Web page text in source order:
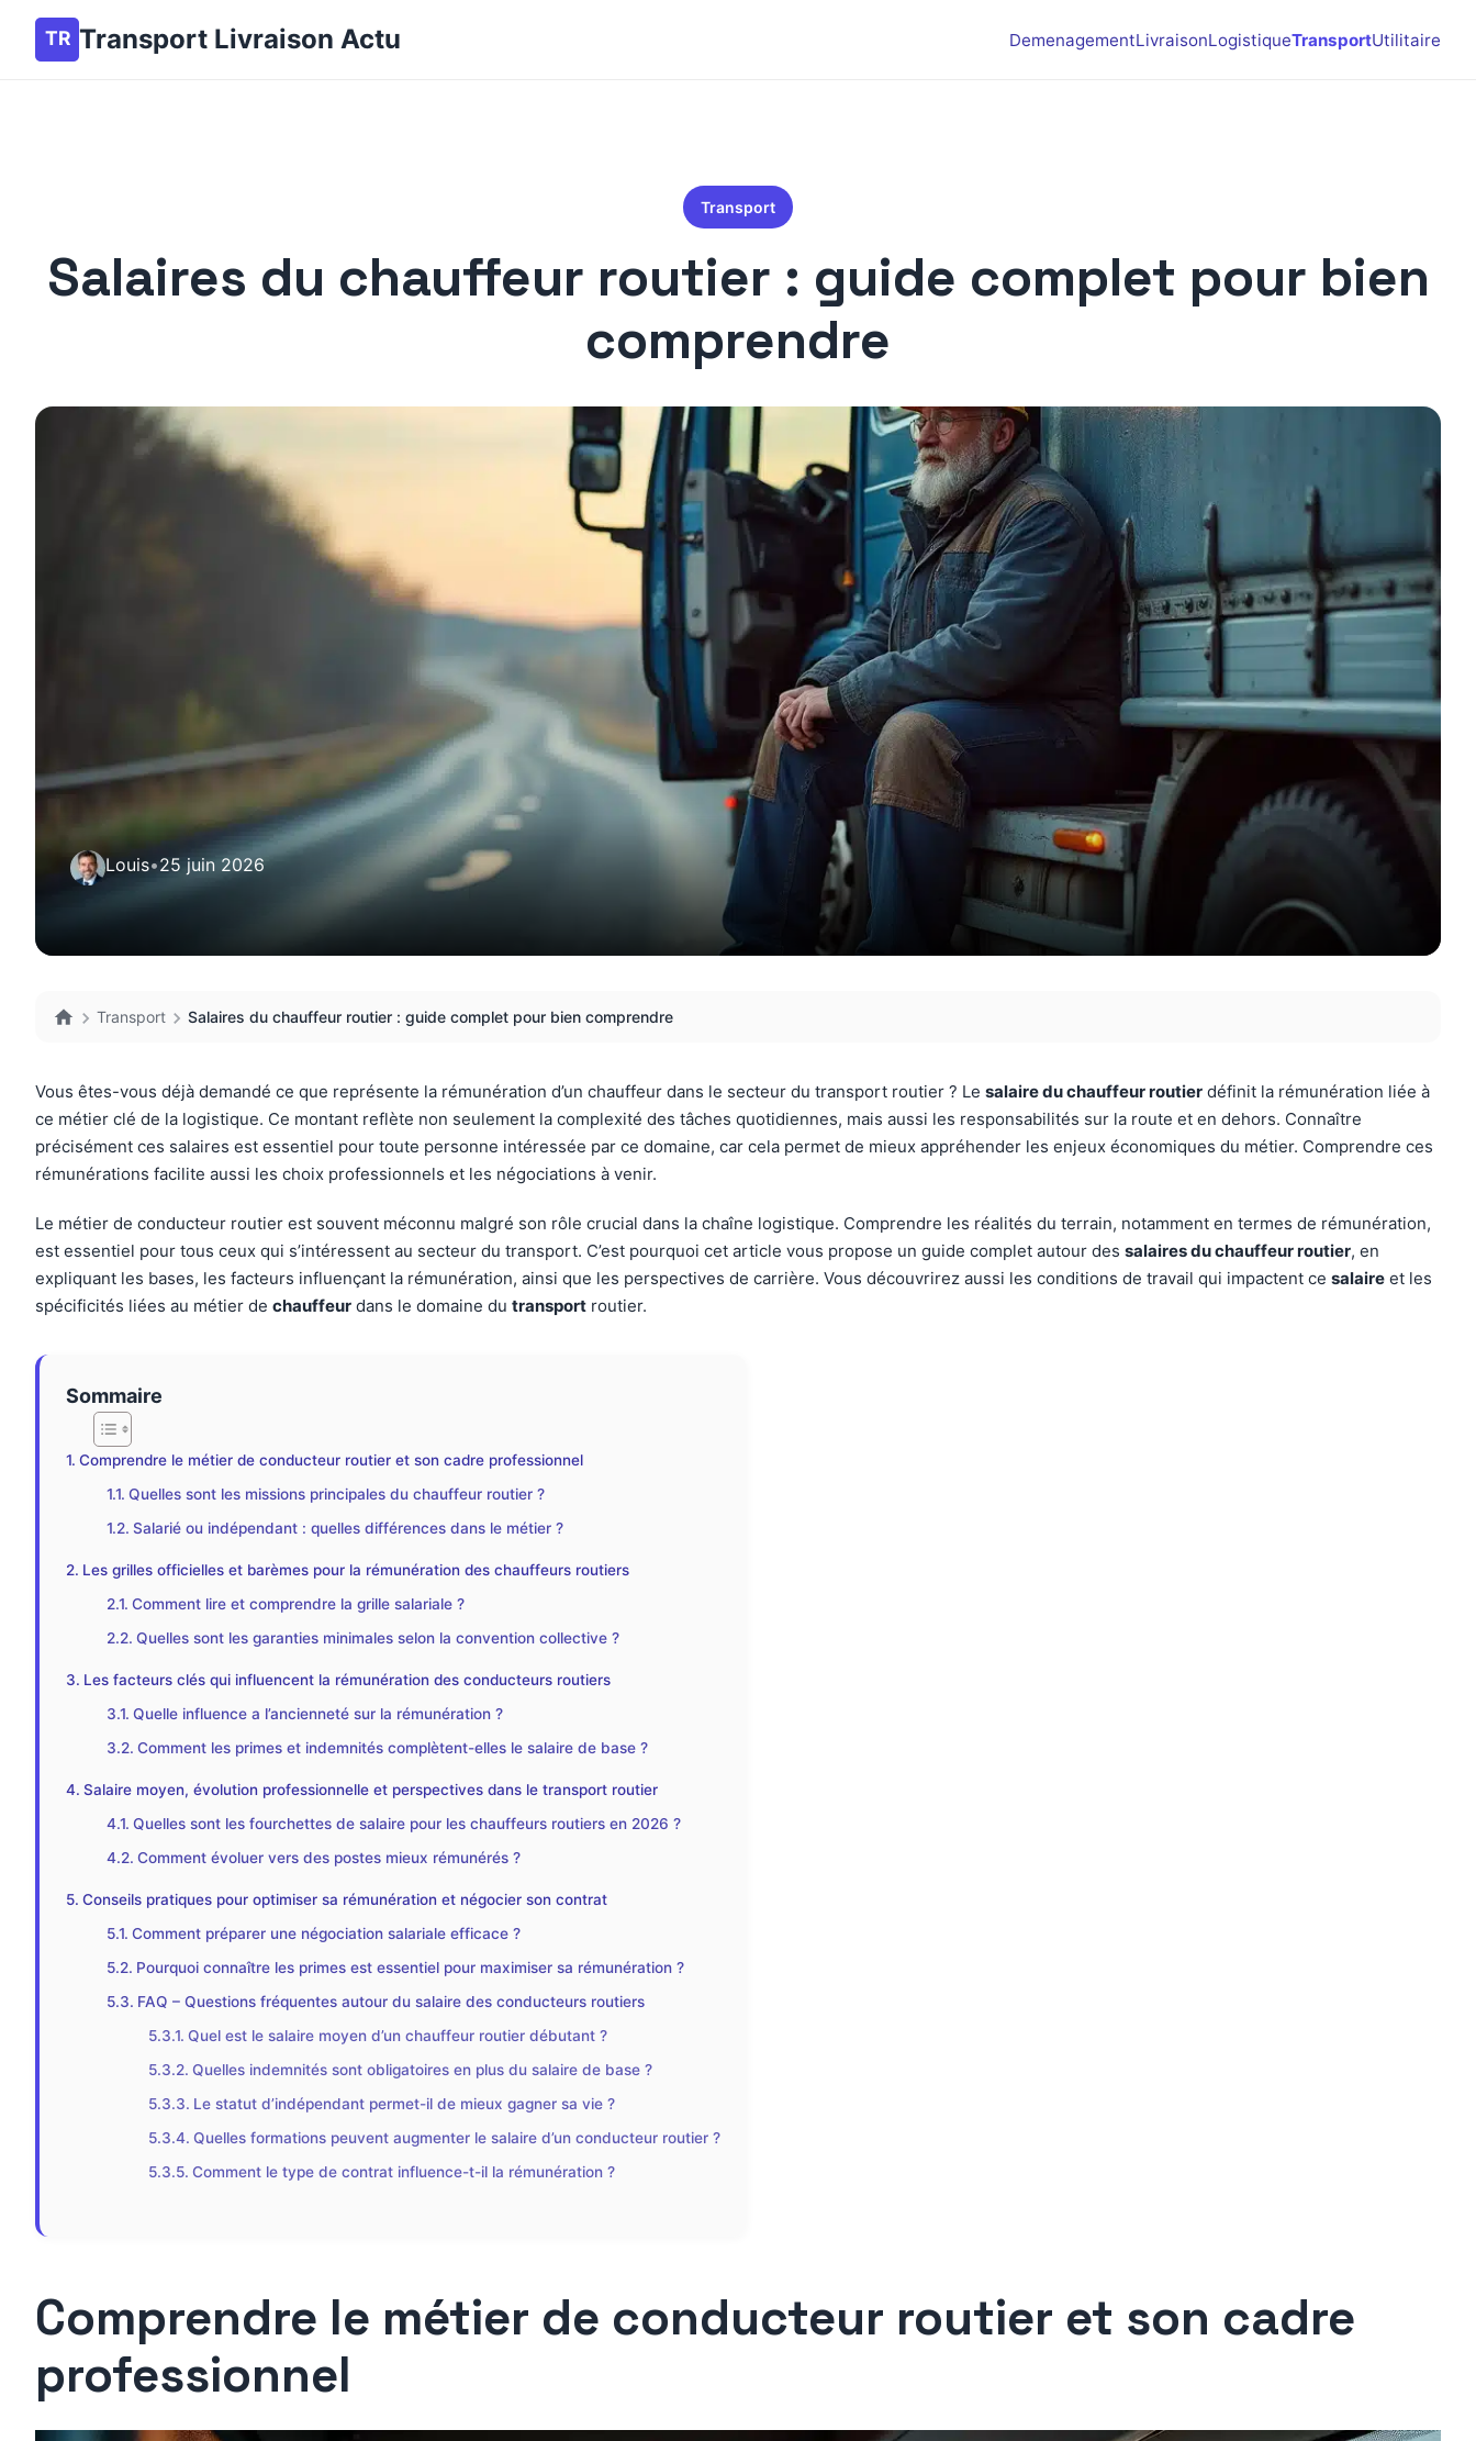
Transport Livraison Actu DemenagementLivraisonLogistiqueTransportUtilitaire
Transport
Salaires du chauffeur routier : guide complet pour bien
comprendre
Louis•25 juin 2026
Transport Salaires du chauffeur routier : guide complet pour bien comprendre
Vous êtes-vous déjà demandé ce que représente la rémunération d’un chauffeur dans le secteur du transport routier ? Le salaire du chauffeur routier définit la rémunération liée à
ce métier clé de la logistique. Ce montant reflète non seulement la complexité des tâches quotidiennes, mais aussi les responsabilités sur la route et en dehors. Connaître
précisément ces salaires est essentiel pour toute personne intéressée par ce domaine, car cela permet de mieux appréhender les enjeux économiques du métier. Comprendre ces
rémunérations facilite aussi les choix professionnels et les négociations à venir.
Le métier de conducteur routier est souvent méconnu malgré son rôle crucial dans la chaîne logistique. Comprendre les réalités du terrain, notamment en termes de rémunération,
est essentiel pour tous ceux qui s’intéressent au secteur du transport. C’est pourquoi cet article vous propose un guide complet autour des salaires du chauffeur routier, en
expliquant les bases, les facteurs influençant la rémunération, ainsi que les perspectives de carrière. Vous découvrirez aussi les conditions de travail qui impactent ce salaire et les
spécificités liées au métier de chauffeur dans le domaine du transport routier.
Sommaire
Comprendre le métier de conducteur routier et son cadre professionnel
Quelles sont les missions principales du chauffeur routier ?
Salarié ou indépendant : quelles différences dans le métier ?
Les grilles officielles et barèmes pour la rémunération des chauffeurs routiers
Comment lire et comprendre la grille salariale ?
Quelles sont les garanties minimales selon la convention collective ?
Les facteurs clés qui influencent la rémunération des conducteurs routiers
Quelle influence a l’ancienneté sur la rémunération ?
Comment les primes et indemnités complètent-elles le salaire de base ?
Salaire moyen, évolution professionnelle et perspectives dans le transport routier
Quelles sont les fourchettes de salaire pour les chauffeurs routiers en 2026 ?
Comment évoluer vers des postes mieux rémunérés ?
Conseils pratiques pour optimiser sa rémunération et négocier son contrat
Comment préparer une négociation salariale efficace ?
Pourquoi connaître les primes est essentiel pour maximiser sa rémunération ?
FAQ – Questions fréquentes autour du salaire des conducteurs routiers
Quel est le salaire moyen d’un chauffeur routier débutant ?
Quelles indemnités sont obligatoires en plus du salaire de base ?
Le statut d’indépendant permet-il de mieux gagner sa vie ?
Quelles formations peuvent augmenter le salaire d’un conducteur routier ?
Comment le type de contrat influence-t-il la rémunération ?
Comprendre le métier de conducteur routier et son cadre
professionnel